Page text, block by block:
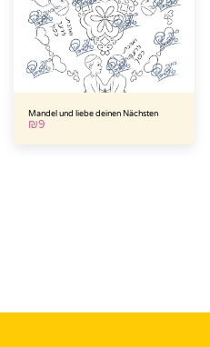
Mandel und liebe deinen Nächsten
₪9